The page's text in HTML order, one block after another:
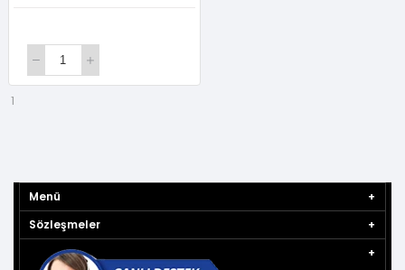
1
Menü
Sözleşmeler